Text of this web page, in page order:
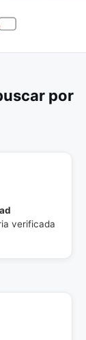
por
verificada